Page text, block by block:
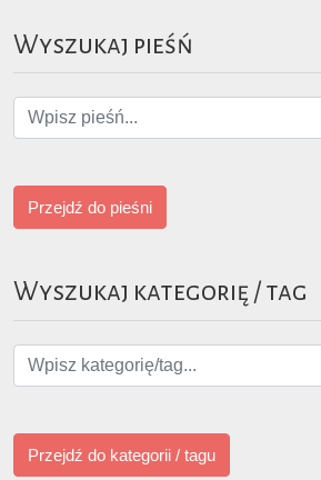
Wyszukaj pieśń
Przejdź do pieśni
Wyszukaj kategorię / tag
Przejdź do kategorii / tagu